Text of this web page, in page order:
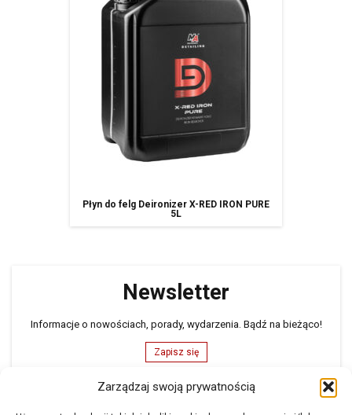
Zarządzaj swoją prywatnością
Płyn do felg Deironizer X-RED IRON PURE
5L
Newsletter
Informacje o nowościach, porady, wydarzenia. Bądź na bieżąco!
Zapisz się